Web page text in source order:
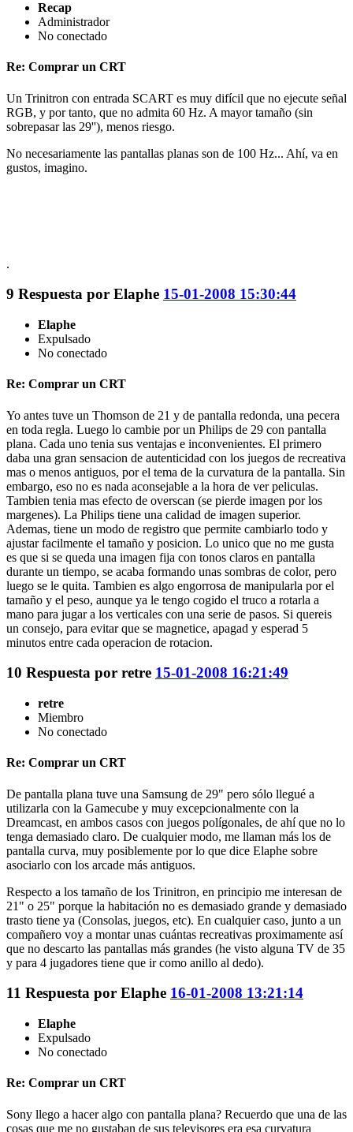
Recap
Administrador
No conectado
Re: Comprar un CRT
Un Trinitron con entrada SCART es muy difícil que no ejecute señal
RGB, y por tanto, que no admita 60 Hz. A mayor tamaño (sin
sobrepasar las 29''), menos riesgo.
No necesariamente las pantallas planas son de 100 Hz... Ahí, va en
gustos, imagino.
.
9 Respuesta por Elaphe 15-01-2008 15:30:44
Elaphe
Expulsado
No conectado
Re: Comprar un CRT
Yo antes tuve un Thomson de 21 y de pantalla redonda, una pecera
en toda regla. Luego lo cambie por un Philips de 29 con pantalla
plana. Cada uno tenia sus ventajas e inconvenientes. El primero
daba una gran sensacion de autenticidad con los juegos de recreativa
mas o menos antiguos, por el tema de la curvatura de la pantalla. Sin
embargo, eso no es nada aconsejable a la hora de ver peliculas.
Tambien tenia mas efecto de overscan (se pierde imagen por los
margenes). La Philips tiene una calidad de imagen superior.
Ademas, tiene un modo de registro que permite cambiarlo todo y
ajustar facilmente el tamaño y posicion. Lo unico que no me gusta
es que si se queda una imagen fija con tonos claros en pantalla
durante un tiempo, se acaba formando unas sombras de color, pero
luego se le quita. Tambien es algo engorrosa de manipularla por el
tamaño y el peso, aunque ya le tengo cogido el truco a rotarla a
mano para jugar a los verticales con una serie de pasos. Si quereis
un consejo, para evitar que se magnetice, apagad y esperad 5
minutos entre cada operacion de rotacion.
10 Respuesta por retre 15-01-2008 16:21:49
retre
Miembro
No conectado
Re: Comprar un CRT
De pantalla plana tuve una Samsung de 29" pero sólo llegué a
utilizarla con la Gamecube y muy excepcionalmente con la
Dreamcast, en ambos casos con juegos polígonales, de ahí que no lo
tenga demasiado claro. De cualquier modo, me llaman más los de
pantalla curva, muy posiblemente por lo que dice Elaphe sobre
asociarlo con los arcade más antiguos.
Respecto a los tamaño de los Trinitron, en principio me interesan de
21" o 25" porque la habitación no es demasiado grande y demasiado
trasto tiene ya (Consolas, juegos, etc). En cualquier caso, junto a un
compañero voy a montar unas cuántas recreativas proximamente así
que no descarto las pantallas más grandes (he visto alguna TV de 35
y para 4 jugadores tiene que ir como anillo al dedo).
11 Respuesta por Elaphe 16-01-2008 13:21:14
Elaphe
Expulsado
No conectado
Re: Comprar un CRT
Sony llego a hacer algo con pantalla plana? Recuerdo que una de las
cosas que me no gustaban de sus televisores era esa curvatura